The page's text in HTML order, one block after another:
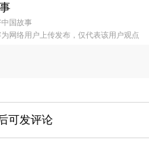
国故事
网络用户上传发布，仅代表该用户观点
可发评论